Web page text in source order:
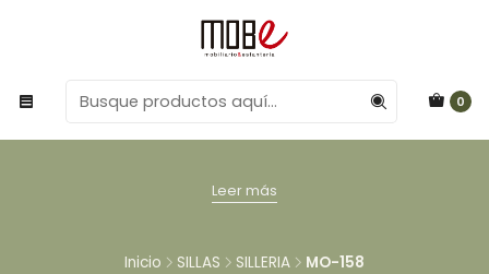
0
Leer más
Inicio SILLAS SILLERIA MO-158